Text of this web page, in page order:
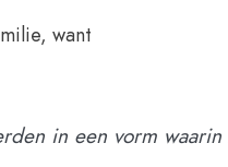
want
in een vorm